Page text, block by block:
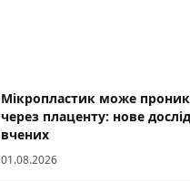
Мікропластик може
через плаценту: нове
вчених
01.08.2026